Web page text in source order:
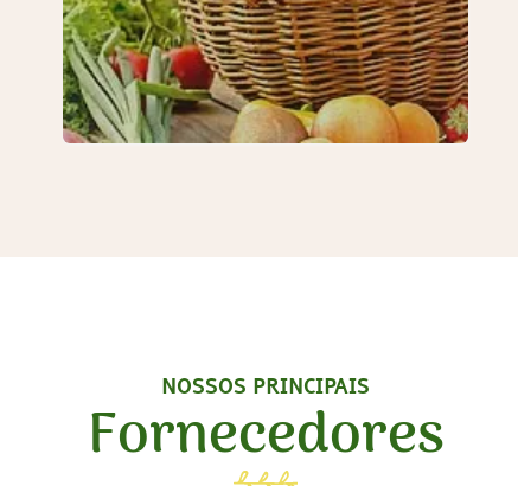
NOSSOS PRINCIPAIS
Fornecedores